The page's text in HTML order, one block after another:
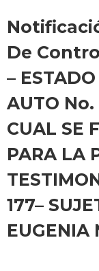
De
–
AUTO No.
CUAL SE
PARA LA
177–
EUGENIA